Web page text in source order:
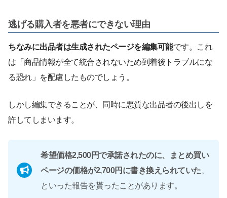
逃げる購入者を悪者にできない理由
ちなみに出品者は生成されたページを編集可能です。これ
は「商品情報が全て統合されないため到着後トラブルにな
る恐れ」を配慮したものでしょう。
しかし編集できることが、同時に悪質な出品者の後出しを
許してしまいます。
希望価格2,500円で承諾されたのに、まとめ買い
ページの価格が2,700円に書き換えられていた
といった報告を貰ったことがあります。